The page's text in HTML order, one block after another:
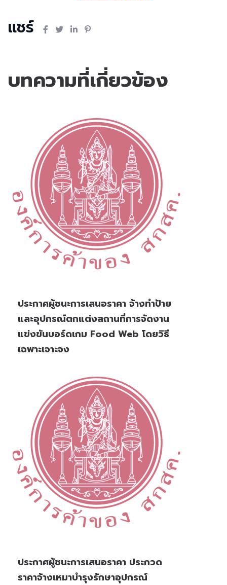
แชร์
บทความที่เกี่ยวข้อง
ประกาศผู้ชนะการเสนอราคา จ้างทำป้าย
และอุปกรณ์ตกแต่งสถานที่การจัดงาน
แข่งขันบอร์ดเกม Food Web โดยวิธี
เฉพาะเจาะจง
ประกาศผู้ชนะการเสนอราคา ประกวด
ราคาจ้างเหมาบำรุงรักษาอุปกรณ์